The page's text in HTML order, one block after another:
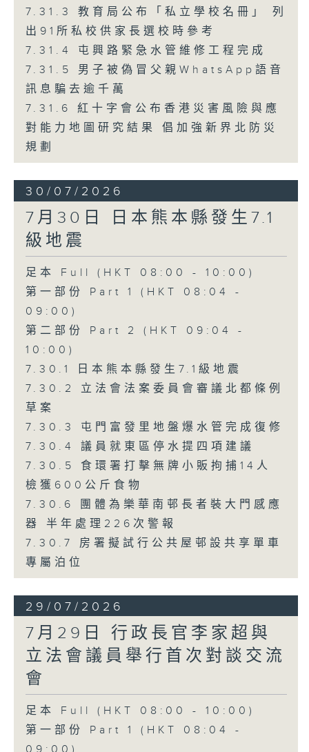
7.31.3 教育局公布「私立學校名冊」 列
出91所私校供家長選校時參考
7.31.4 屯興路緊急水管維修工程完成
7.31.5 男子被偽冒父親WhatsApp語音
訊息騙去逾千萬
7.31.6 紅十字會公布香港災害風險與應
對能力地圖研究結果 倡加強新界北防災
規劃
30/07/2026
7月30日 日本熊本縣發生7.1
級地震
足本 Full (HKT 08:00 - 10:00)
第一部份 Part 1 (HKT 08:04 -
09:00)
第二部份 Part 2 (HKT 09:04 -
10:00)
7.30.1 日本熊本縣發生7.1級地震
7.30.2 立法會法案委員會審議北都條例
草案
7.30.3 屯門富發里地盤爆水管完成復修
7.30.4 議員就東區停水提四項建議
7.30.5 食環署打擊無牌小販拘捕14人
檢獲600公斤食物
7.30.6 團體為樂華南邨長者裝大門感應
器 半年處理226次警報
7.30.7 房署擬試行公共屋邨設共享單車
專屬泊位
29/07/2026
7月29日 行政長官李家超與
立法會議員舉行首次對談交流
會
足本 Full (HKT 08:00 - 10:00)
第一部份 Part 1 (HKT 08:04 -
09:00)